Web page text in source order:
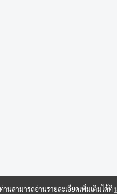
นสามารถอ่านรายละเอียดเพิ่มเติมได้ที่